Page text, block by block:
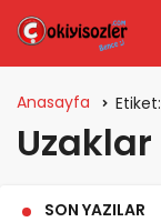
Anasayfa Etiket:
Uzaklar
SON YAZILAR